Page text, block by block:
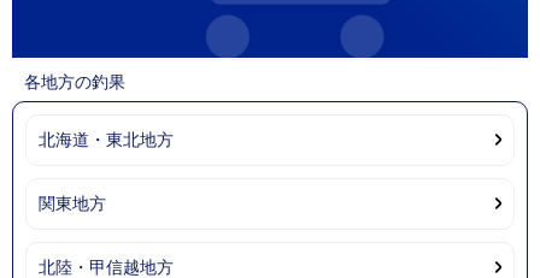
各地方の釣果
北海道・東北地方
関東地方
北陸・甲信越地方